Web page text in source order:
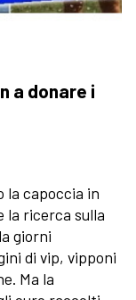
a donare i
la capoccia in
la ricerca sulla
giorni
di vip, vipponi
Ma la